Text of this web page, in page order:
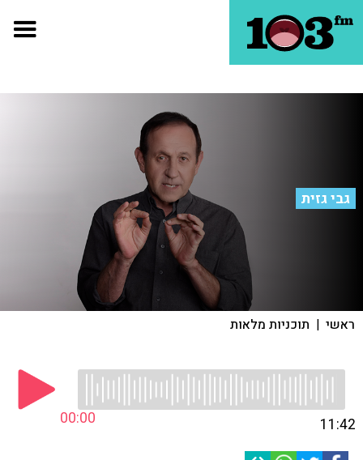
גבי גזית
ראשי | תוכניות מלאות
00:00 11:42